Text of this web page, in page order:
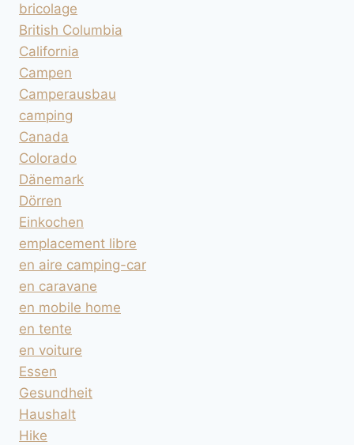
bricolage
British Columbia
California
Campen
Camperausbau
camping
Canada
Colorado
Dänemark
Dörren
Einkochen
emplacement libre
en aire camping-car
en caravane
en mobile home
en tente
en voiture
Essen
Gesundheit
Haushalt
Hike